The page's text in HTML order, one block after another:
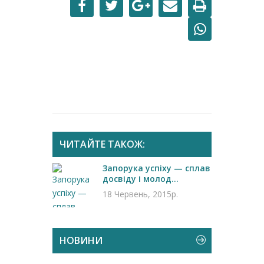
ЧИТАЙТЕ ТАКОЖ:
Запорука успіху — сплав
досвіду і молод...
18 Червень, 2015р.
НОВИНИ